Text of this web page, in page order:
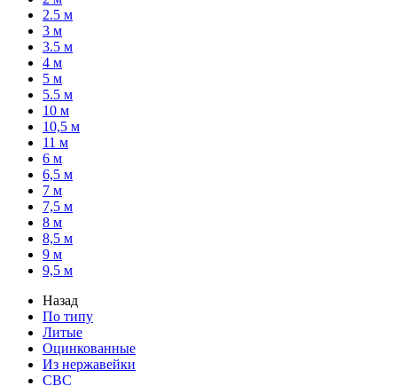
2.5 м
3 м
3.5 м
4 м
5 м
5.5 м
10 м
10,5 м
11 м
6 м
6,5 м
7 м
7,5 м
8 м
8,5 м
9 м
9,5 м
Назад
По типу
Литые
Оцинкованные
Из нержавейки
СВС